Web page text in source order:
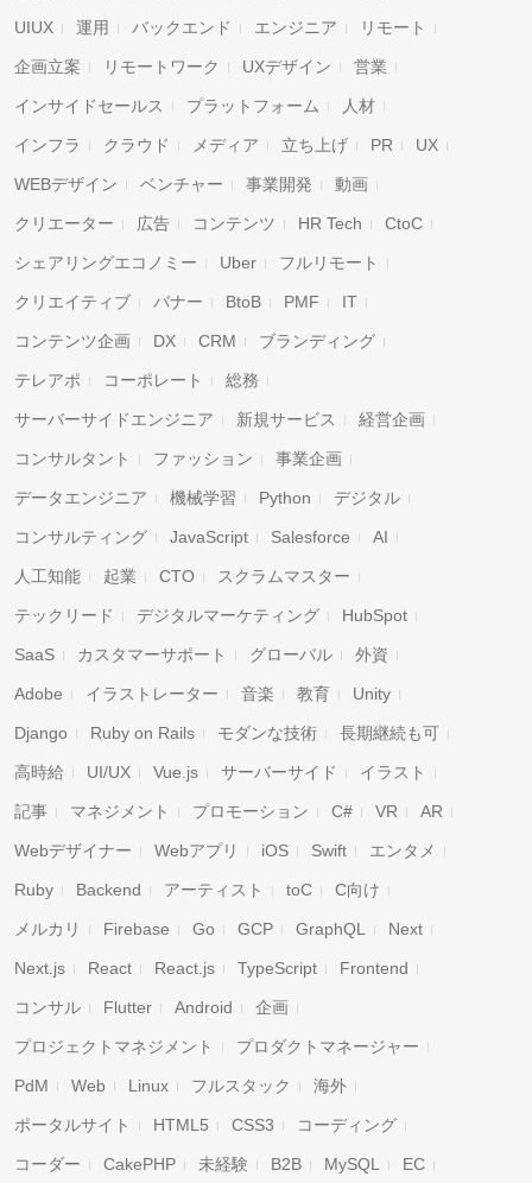
UIUX 運用 バックエンド エンジニア リモート
企画立案 リモートワーク UXデザイン 営業
インサイドセールス プラットフォーム 人材
インフラ クラウド メディア 立ち上げ PR UX
WEBデザイン ベンチャー 事業開発 動画
クリエーター 広告 コンテンツ HR Tech CtoC
シェアリングエコノミー Uber フルリモート
クリエイティブ バナー BtoB PMF IT
コンテンツ企画 DX CRM ブランディング
テレアポ コーポレート 総務
サーバーサイドエンジニア 新規サービス 経営企画
コンサルタント ファッション 事業企画
データエンジニア 機械学習 Python デジタル
コンサルティング JavaScript Salesforce AI
人工知能 起業 CTO スクラムマスター
テックリード デジタルマーケティング HubSpot
SaaS カスタマーサポート グローバル 外資
Adobe イラストレーター 音楽 教育 Unity
Django Ruby on Rails モダンな技術 長期継続も可
高時給 UI/UX Vue.js サーバーサイド イラスト
記事 マネジメント プロモーション C# VR AR
Webデザイナー Webアプリ iOS Swift エンタメ
Ruby Backend アーティスト toC C向け
メルカリ Firebase Go GCP GraphQL Next
Next.js React React.js TypeScript Frontend
コンサル Flutter Android 企画
プロジェクトマネジメント プロダクトマネージャー
PdM Web Linux フルスタック 海外
ポータルサイト HTML5 CSS3 コーディング
コーダー CakePHP 未経験 B2B MySQL EC